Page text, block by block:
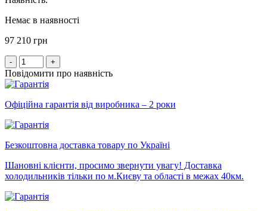
Немає в наявності
97 210 грн
- +
Повідомити про наявність
Офіційна гарантія від виробника – 2 роки
Безкоштовна доставка товару по Україні
Шановні клієнти, просимо звернути увагу! Доставка
холодильників тільки по м.Києву та області в межах 40км.